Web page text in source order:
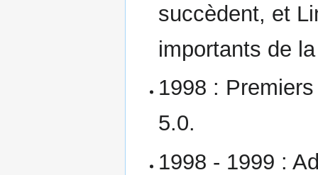
succèdent, et
importants de
1998 :
5.0.
1998 - 1999 :